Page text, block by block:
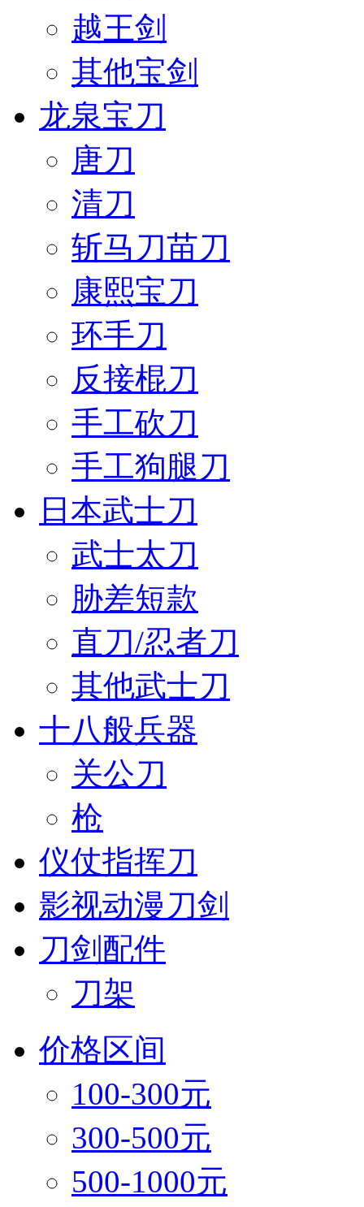
越王剑
其他宝剑
龙泉宝刀
唐刀
清刀
斩马刀苗刀
康熙宝刀
环手刀
反接棍刀
手工砍刀
手工狗腿刀
日本武士刀
武士太刀
胁差短款
直刀/忍者刀
其他武士刀
十八般兵器
关公刀
枪
仪仗指挥刀
影视动漫刀剑
刀剑配件
刀架
价格区间
100-300元
300-500元
500-1000元